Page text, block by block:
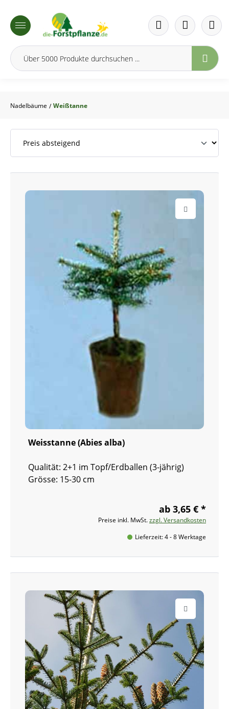
springen
Nadelbäume / Weißtanne
Weisstanne (Abies alba)
Qualität: 2+1 im Topf/Erdballen (3-jährig)
Grösse: 15-30 cm
ab 3,65 € *
Preise inkl. MwSt.zzgl. Versandkosten
Lieferzeit: 4 - 8 Werktage